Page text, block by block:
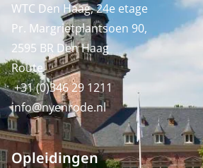
WTC Den Haag, 24e etage
Pr. Margrietplantsoen 90,
2595 BR Den Haag
Route
+31 (0)346 29 1211
info@nyenrode.nl
Opleidingen